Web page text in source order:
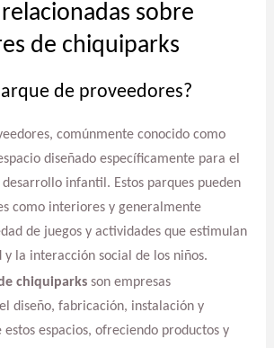
sobre
de chiquiparks
de proveedores?
comúnmente conocido como
diseñado específicamente para el
infantil. Estos parques pueden
como interiores y generalmente
de juegos y actividades que estimulan
y la interacción social de los niños.
chiquiparksson empresas
diseño, fabricación, instalación y
espacios, ofreciendo productos y